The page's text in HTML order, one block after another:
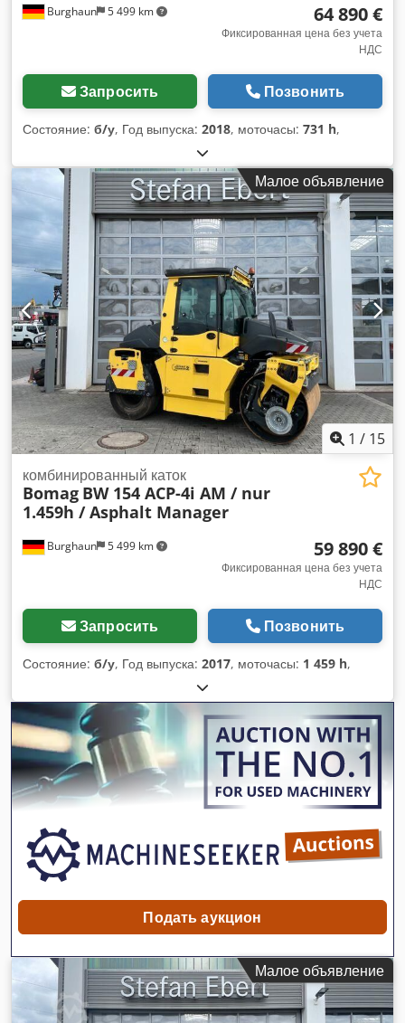
Burghaun 5 499 km 64 890 €
Фиксированная цена без учета
НДС
Запросить Позвонить
Состояние: б/у, Год выпуска: 2018, моточасы: 731 h,
Малое объявление
1 / 15
Burghaun 5 499 km
комбинированный каток
Bomag BW 154 ACP-4i AM / nur
1.459h / Asphalt Manager
59 890 €
Фиксированная цена без учета
НДС
Запросить Позвонить
Состояние: б/у, Год выпуска: 2017, моточасы: 1 459 h,
Подать аукцион
Малое объявление